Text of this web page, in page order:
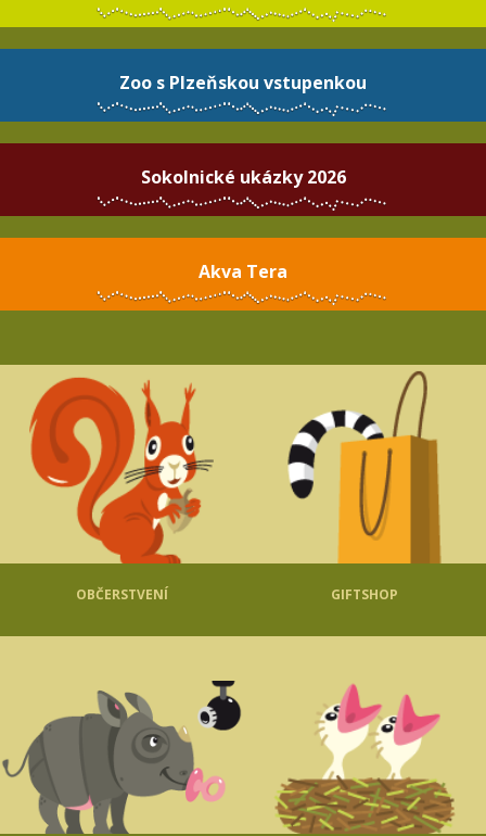
Zoo s Plzeňskou vstupenkou
Sokolnické ukázky 2026
Akva Tera
OBČERSTVENÍ GIFTSHOP